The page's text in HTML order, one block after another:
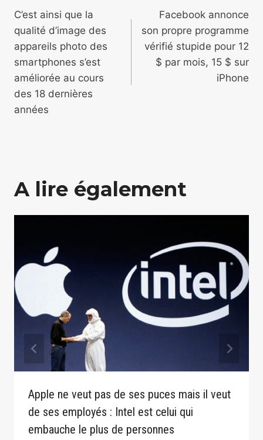
de
l’article
C’est ainsi que la
qualité d’image des
appareils photo des
smartphones s’est
améliorée au cours
des 18 dernières
années
Facebook annonce
son propre programme
vérifié stupide pour 12
$ par mois, 15 $ sur
iPhone
A lire également
Apple ne veut pas de ses puces mais il veut
de ses employés : Intel est celui qui
embauche le plus de personnes